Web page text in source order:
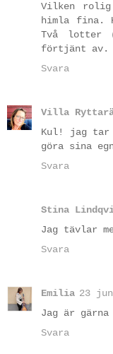
Vilken
himla fina.
Två lotter
förtjänt av.
Svara
Villa
Kul! jag
göra sina
Svara
Stina
Jag tävlar
Svara
Emilia 23
Jag är
Svara